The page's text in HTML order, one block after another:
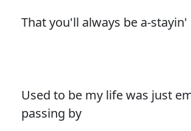
That you'll always be a-
Used to be my life was just
passing by